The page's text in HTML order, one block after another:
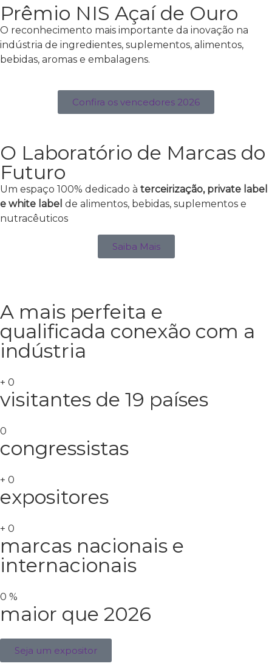
Prêmio NIS Açaí de Ouro
O reconhecimento mais importante da inovação na
indústria de ingredientes, suplementos, alimentos,
bebidas, aromas e embalagens.
Confira os vencedores 2026
O Laboratório de Marcas do
Futuro
Um espaço 100% dedicado à terceirização, private label
e white label de alimentos, bebidas, suplementos e
nutracêuticos
Saiba Mais
A mais perfeita e
qualificada conexão com a
indústria
+ 0
visitantes de 19 países
0
congressistas
+ 0
expositores
+ 0
marcas nacionais e
internacionais
0 %
maior que 2026
Seja um expositor